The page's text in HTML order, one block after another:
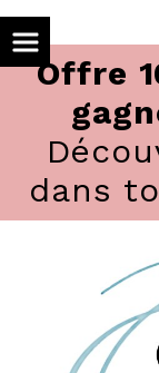
Offre
dans